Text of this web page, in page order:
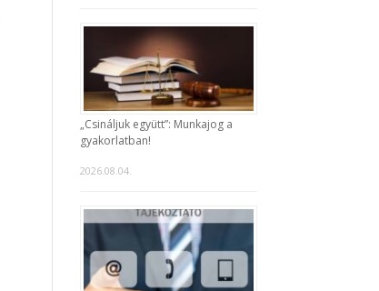
„Csináljuk együtt”: Munkajog a
gyakorlatban!
2026.08.04.